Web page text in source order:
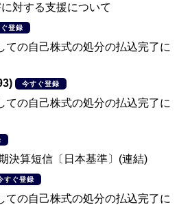
対する支援について
登録
ての自己株式の処分の払込完了に
今すぐ登録
ての自己株式の処分の払込完了に
決算短信〔日本基準〕(連結)
すぐ登録
ての自己株式の処分の払込完了に